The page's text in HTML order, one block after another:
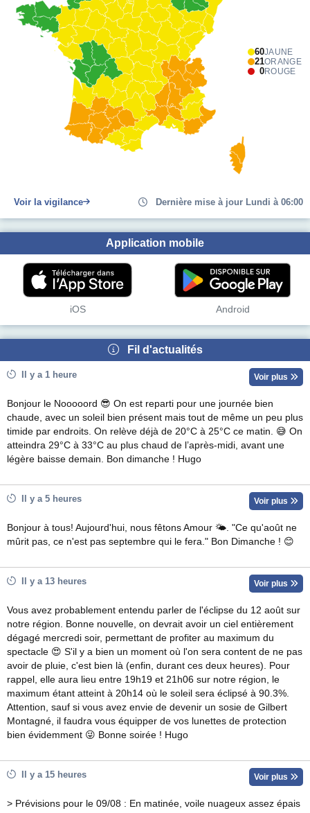
60JAUNE
21ORANGE
0ROUGE
Voir la vigilance Dernière mise à jour Lundi à 06:00
Application mobile
iOS Android
Fil d'actualités
Il y a 1 heure Voir plus
Bonjour le Nooooord 😎 On est reparti pour une journée bien
chaude, avec un soleil bien présent mais tout de même un peu plus
timide par endroits. On relève déjà de 20°C à 25°C ce matin. 😅 On
atteindra 29°C à 33°C au plus chaud de l’après-midi, avant une
légère baisse demain. Bon dimanche ! Hugo
Il y a 5 heures Voir plus
Bonjour à tous! Aujourd'hui, nous fêtons Amour 🌤. "Ce qu'août ne
mûrit pas, ce n'est pas septembre qui le fera." Bon Dimanche ! 😊
Il y a 13 heures Voir plus
Vous avez probablement entendu parler de l'éclipse du 12 août sur
notre région. Bonne nouvelle, on devrait avoir un ciel entièrement
dégagé mercredi soir, permettant de profiter au maximum du
spectacle 😍 S'il y a bien un moment où l'on sera content de ne pas
avoir de pluie, c'est bien là (enfin, durant ces deux heures). Pour
rappel, elle aura lieu entre 19h19 et 21h06 sur notre région, le
maximum étant atteint à 20h14 où le soleil sera éclipsé à 90.3%.
Attention, sauf si vous avez envie de devenir un sosie de Gilbert
Montagné, il faudra vous équipper de vos lunettes de protection
bien évidemment 😜 Bonne soirée ! Hugo
Il y a 15 heures Voir plus
> Prévisions pour le 09/08 : En matinée, voile nuageux assez épais